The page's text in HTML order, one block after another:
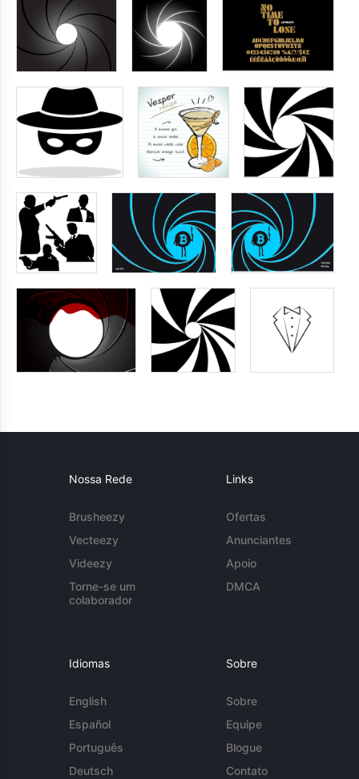
Nossa Rede
Brusheezy
Vecteezy
Videezy
Torne-se um
colaborador
Links
Ofertas
Anunciantes
Apoio
DMCA
Idiomas
English
Español
Português
Deutsch
Sobre
Sobre
Equipe
Blogue
Contato